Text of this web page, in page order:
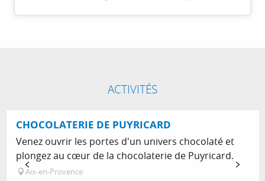
ACTIVITÉS
CHOCOLATERIE DE PUYRICARD
Venez ouvrir les portes d'un univers chocolaté et
plongez au cœur de la chocolaterie de Puyricard.
Aix-en-Provence